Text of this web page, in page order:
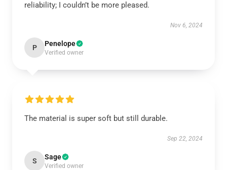
reliability; I couldn’t be more pleased.
Nov 6, 2024
P Penelope
Verified owner
The material is super soft but still durable.
Sep 22, 2024
S Sage
Verified owner